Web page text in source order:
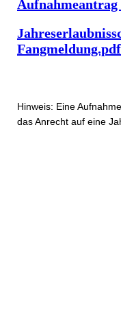
Fangmeldung.pdf
Hinweis: Eine
das Anrecht auf eine